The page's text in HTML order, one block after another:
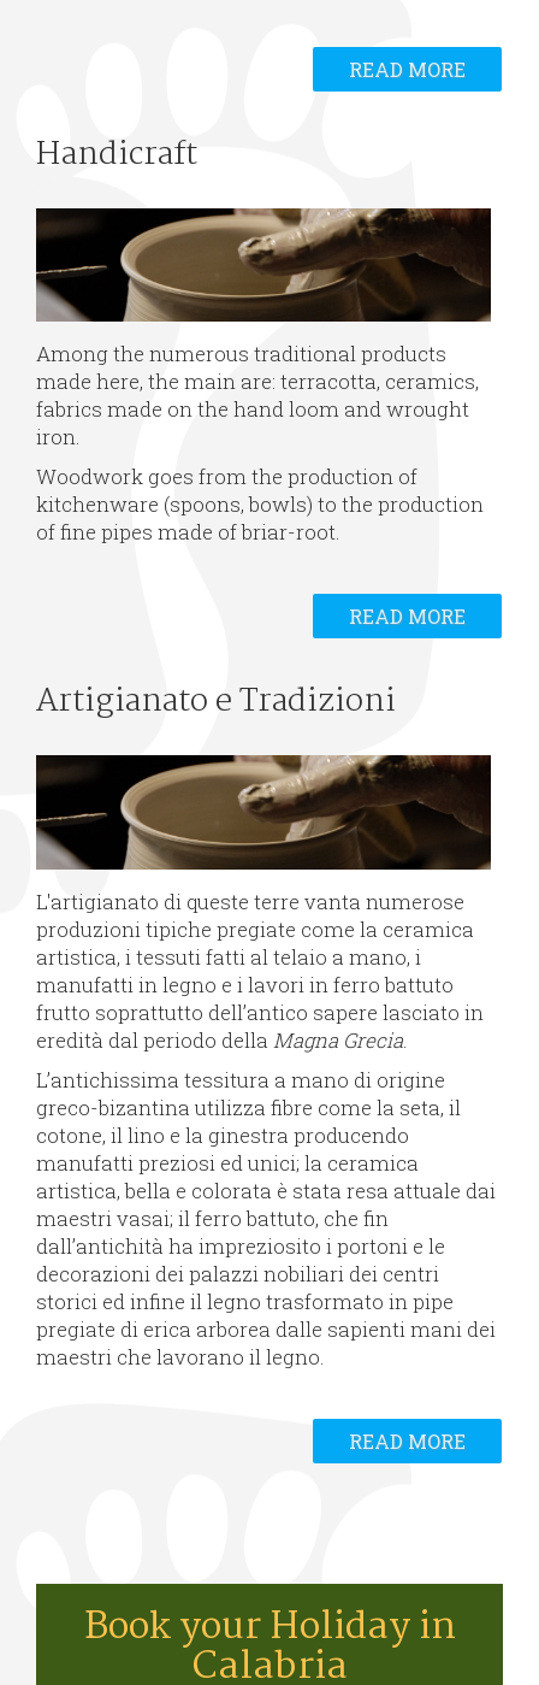
READ MORE
Handicraft
Among the numerous traditional products
made here, the main are: terracotta, ceramics,
fabrics made on the hand loom and wrought
iron.
Woodwork goes from the production of
kitchenware (spoons, bowls) to the production
of fine pipes made of briar-root.
READ MORE
Artigianato e Tradizioni
L'artigianato di queste terre vanta numerose
produzioni tipiche pregiate come la ceramica
artistica, i tessuti fatti al telaio a mano, i
manufatti in legno e i lavori in ferro battuto
frutto soprattutto dell’antico sapere lasciato in
eredità dal periodo della Magna Grecia
L’antichissima tessitura a mano di origine
greco-bizantina utilizza fibre come la seta, il
cotone, il lino e la ginestra producendo
manufatti preziosi ed unici; la ceramica
artistica, bella e colorata è stata resa attuale dai
maestri vasai; il ferro battuto, che fin
dall’antichità ha impreziosito i portoni e le
decorazioni dei palazzi nobiliari dei centri
storici ed infine il legno trasformato in pipe
pregiate di erica arborea dalle sapienti mani dei
maestri che lavorano il legno.
READ MORE
Book your Holiday in
Calabria